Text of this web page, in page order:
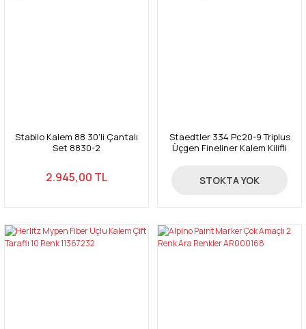
Stabilo Kalem 88 30'li Çantalı
Set 8830-2
2.945,00 TL
Staedtler 334 Pc20-9 Triplus
Üçgen Fineliner Kalem Kilifli
510,00 TL
STOKTA YOK